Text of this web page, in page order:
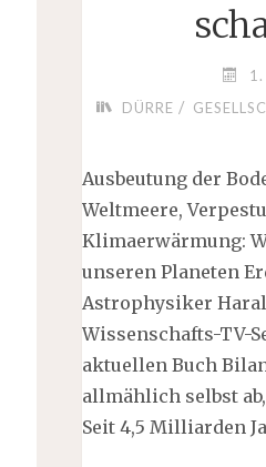
DÜRRE /
Ausbeutung der
Weltmeere,
Klimaerwärmung:
unseren Planeten
Astrophysiker
Wissenschafts-TV-
aktuellen Buch
allmählich selbst
Seit 4,5 Milliarden